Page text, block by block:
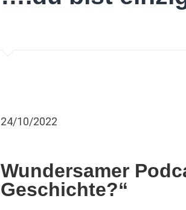
24/10/2022
Wundersamer
Geschichte?“